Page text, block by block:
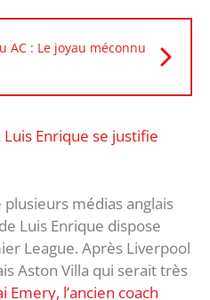
AC : Le joyau méconnu
Luis Enrique se justifie
médias anglais
Luis Enrique dispose
League. Après Liverpool
Aston Villa qui serait très
Emery, l’ancien coach